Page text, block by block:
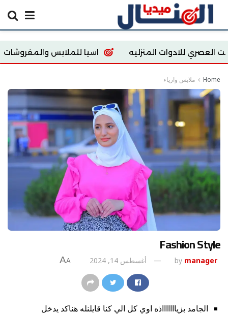
المنزليه اسيا للملابس والمفروشات store
Home ملابس وازياء
Fashion Style
by manager أغسطس 14, 2024 A
A
الجامد بزياااااااذه اوي كل الي كنا قايلنله هناكد يدخل